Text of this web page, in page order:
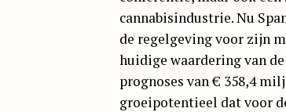
cannabisindustrie. Nu
de regelgeving voor zijn
huidige waardering van
prognoses van € 358,4
groeipotentieel dat voor